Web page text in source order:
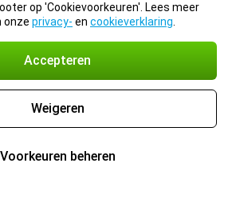
op 'Cookievoorkeuren'. Lees meer
onze privacy- en cookieverklaring
Accepteren
Weigeren
Voorkeuren beheren